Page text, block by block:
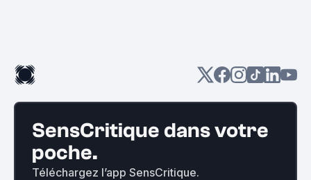
SensCritique dans votre
poche.
Téléchargez l’app SensCritique.